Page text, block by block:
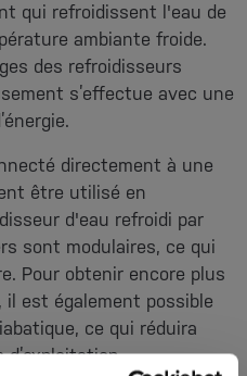
qui refroidissent l'eau de
ambiante froide.
des refroidisseurs
s’effectue avec une
directement à une
être utilisé en
d'eau refroidi par
sont modulaires, ce qui
Pour obtenir encore plus
il est également possible
ce qui réduira